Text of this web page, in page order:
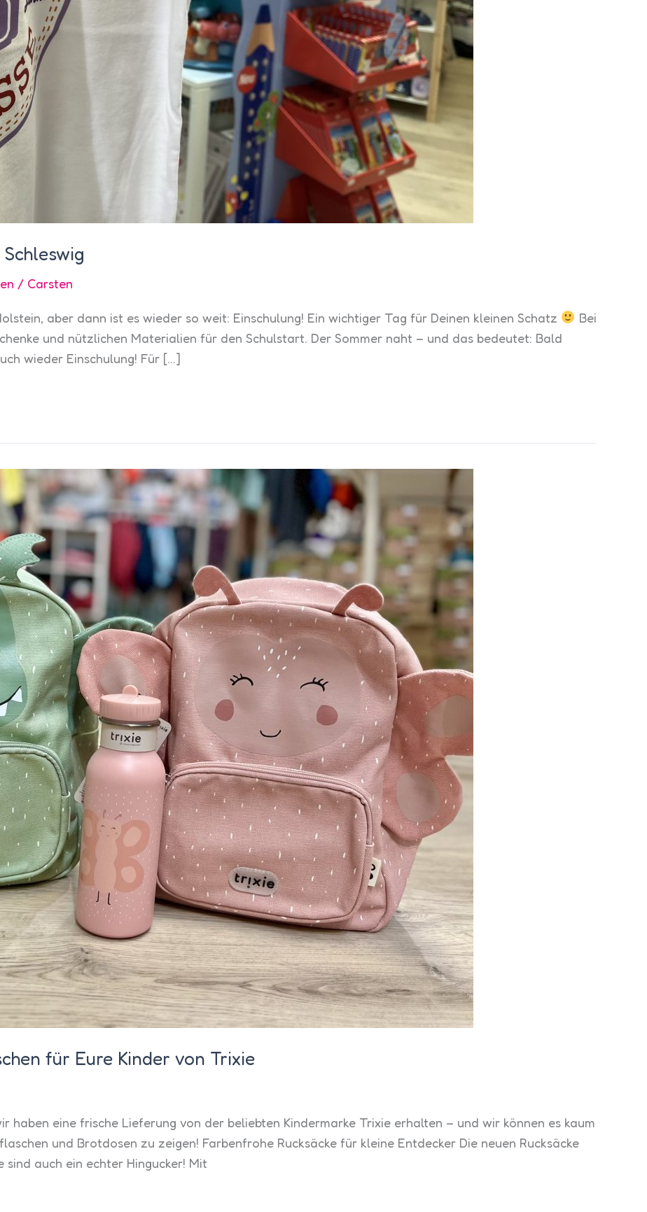
/ Carsten
aber dann ist es wieder so weit: Einschulung! Ein wichtiger Tag für Deinen kleinen Schatz
Bei
und nützlichen Materialien für den Schulstart. Der Sommer naht – und das bedeutet: Bald
wieder Einschulung! Für […]
für Eure Kinder von Trixie
haben eine frische Lieferung von der beliebten Kindermarke Trixie erhalten – und wir können es kaum
und Brotdosen zu zeigen! Farbenfrohe Rucksäcke für kleine Entdecker Die neuen Rucksäcke
sind auch ein echter Hingucker! Mit